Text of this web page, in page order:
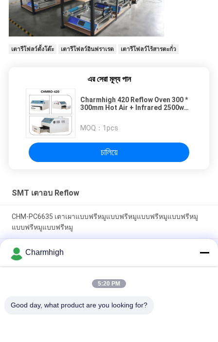
เตารีโฟลว์ตั้งโต๊ะ เตารีโฟลว์อินฟราเรด เตารีโฟลว์ไร้สารตะกั่ว
এর সেরা মূল্য পান
Charmhigh 420 Reflow Oven 300 *
300mm Hot Air + Infrared 2500w
MOQ： 1pcs
চালিয়ে
SMT เตาอบ Reflow
CHM-PC6635 เตาเผาแบบฟรีหมูแบบฟรีหมูแบบฟรีหมูแบบฟรีหมู
แบบฟรีหมูแบบฟรีหมู
เตาอบรีโฟลว์ SMT แนวตั้ง CHM-F830 8 โซนอุณหภูมิ
1400*300mm เครื่องบัดกรีด้วยลมร้อน
เตาอบ Reflow CHM-6635 6 โซนอุณหภูมิ (บน 6 + ล่าง 6)
Charmhigh
5:20 PM
Good day, what product are you looking for?